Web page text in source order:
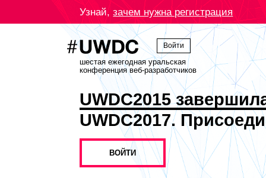
Узнай,зачем нужна регистрация
Войти
шестая ежегодная уральская
конференция веб-разработчиков
UWDC2015
UWDC2017.
ВОЙТИ